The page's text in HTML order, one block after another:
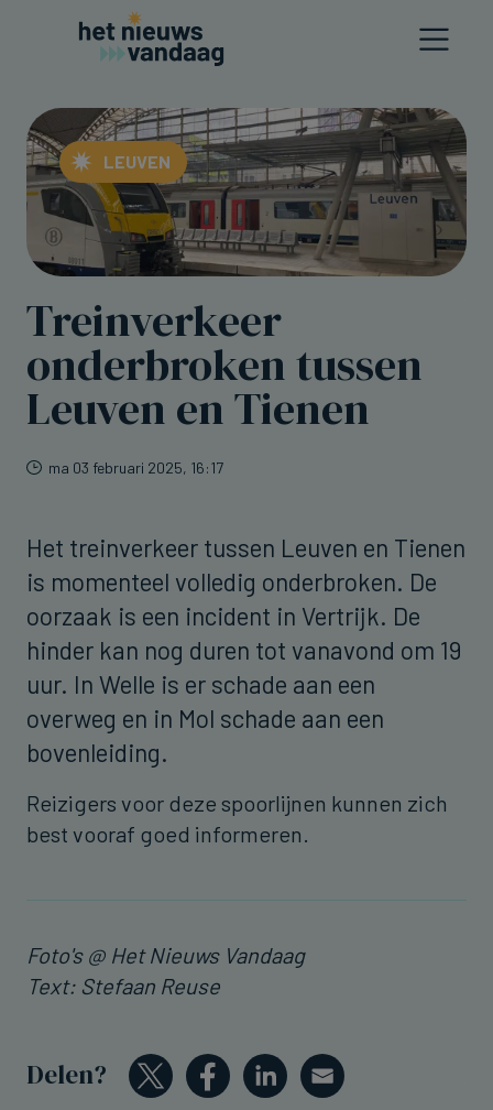
LEUVEN
Treinverkeer
onderbroken tussen
Leuven en Tienen
ma 03 februari 2025, 16:17
Het treinverkeer tussen Leuven en Tienen
is momenteel volledig onderbroken. De
oorzaak is een incident in Vertrijk. De
hinder kan nog duren tot vanavond om 19
uur. In Welle is er schade aan een
overweg en in Mol schade aan een
bovenleiding.
Reizigers voor deze spoorlijnen kunnen zich
best vooraf goed informeren.
Foto's @ Het Nieuws Vandaag
Text: Stefaan Reuse
Delen?